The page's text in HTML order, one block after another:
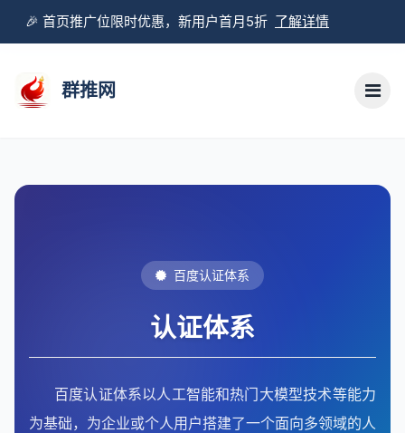
🎉 首页推广位限时优惠，新用户首月5折 了解详情
群推网
百度认证体系
认证体系
百度认证体系以人工智能和热门大模型技术等能力
为基础，为企业或个人用户搭建了一个面向多领域的人